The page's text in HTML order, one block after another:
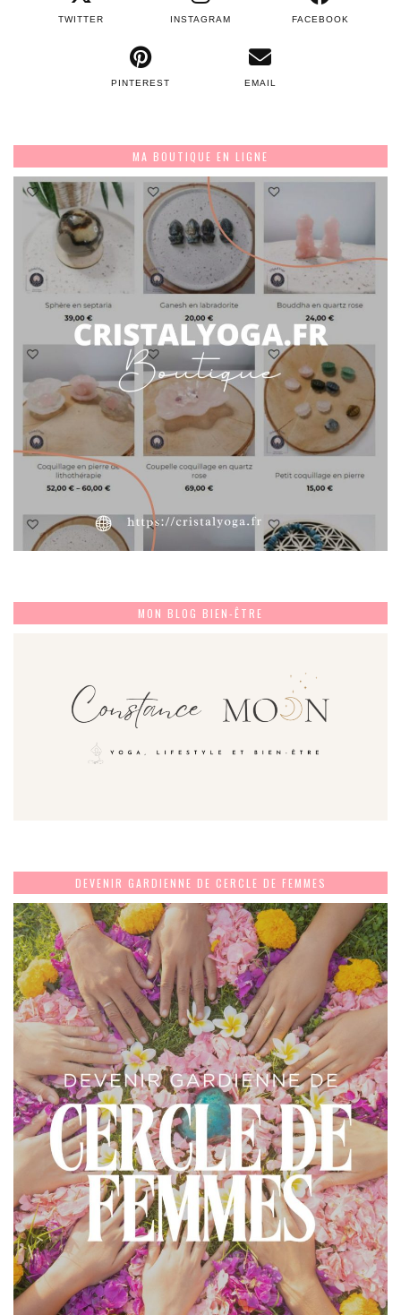
TWITTER INSTAGRAM FACEBOOK
PINTEREST EMAIL
MA BOUTIQUE EN LIGNE
MON BLOG BIEN-ÊTRE
DEVENIR GARDIENNE DE CERCLE DE FEMMES